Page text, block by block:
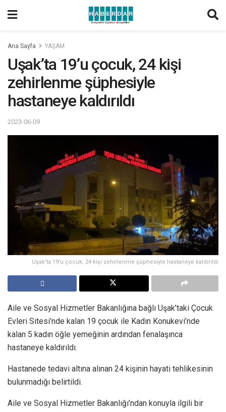
Ana Sayfa YAŞAM
Uşak’ta 19’u çocuk, 24 kişi
zehirlenme şüphesiyle
hastaneye kaldırıldı
2023-06-09
Uşak'ta 19'u çocuk, 24 kişi zehirlenme şüphesiyle hastaneye kaldırıldı
Aile ve Sosyal Hizmetler Bakanlığına bağlı Uşak’taki Çocuk
Evleri Sitesi’nde kalan 19 çocuk ile Kadın Konukevi’nde
kalan 5 kadın öğle yemeğinin ardından fenalaşınca
hastaneye kaldırıldı.
Hastanede tedavi altına alınan 24 kişinin hayati tehlikesinin
bulunmadığı belirtildi.
Aile ve Sosyal Hizmetler Bakanlığı’ndan konuyla ilgili bir